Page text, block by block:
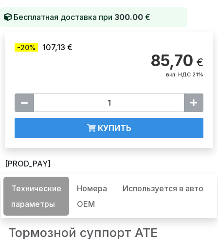
Бесплатная доставка при 300.00 €
-20% 107,13 €
85,70 €
вкл. НДС 21%
КУПИТЬ
[PROD_PAY]
Технические
параметры
Номера
OEM
Используется в авто
Тормозной суппорт ATE